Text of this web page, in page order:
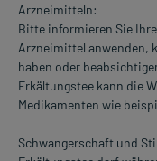
Arzneimitteln:
Bitte informieren Sie
Arzneimittel anwenden,
haben oder
Erkältungstee kann die
Medikamenten wie
Schwangerschaft und